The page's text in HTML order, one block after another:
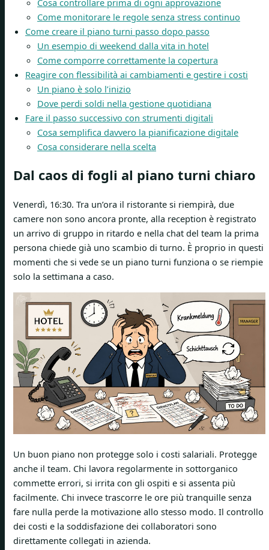
Cosa controllare prima di ogni approvazione
Come monitorare le regole senza stress continuo
Come creare il piano turni passo dopo passo
Un esempio di weekend dalla vita in hotel
Come comporre correttamente la copertura
Reagire con flessibilità ai cambiamenti e gestire i costi
Un piano è solo l’inizio
Dove perdi soldi nella gestione quotidiana
Fare il passo successivo con strumenti digitali
Cosa semplifica davvero la pianificazione digitale
Cosa considerare nella scelta
Dal caos di fogli al piano turni chiaro
Venerdì, 16:30. Tra un’ora il ristorante si riempirà, due
camere non sono ancora pronte, alla reception è registrato
un arrivo di gruppo in ritardo e nella chat del team la prima
persona chiede già uno scambio di turno. È proprio in questi
momenti che si vede se un piano turni funziona o se riempie
solo la settimana a caso.
Un buon piano non protegge solo i costi salariali. Protegge
anche il team. Chi lavora regolarmente in sottorganico
commette errori, si irrita con gli ospiti e si assenta più
facilmente. Chi invece trascorre le ore più tranquille senza
fare nulla perde la motivazione allo stesso modo. Il controllo
dei costi e la soddisfazione dei collaboratori sono
direttamente collegati in azienda.